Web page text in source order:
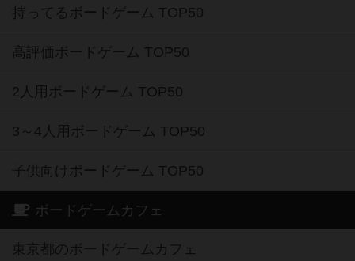
持ってるボードゲーム TOP50
高評価ボードゲーム TOP50
2人用ボードゲーム TOP50
3～4人用ボードゲーム TOP50
子供向けボードゲーム TOP50
ボードゲームカフェ
東京都のボードゲームカフェ